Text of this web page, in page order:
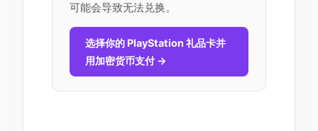
可能会导致无法兑换。
选择你的 PlayStation 礼品卡并
用加密货币支付 →